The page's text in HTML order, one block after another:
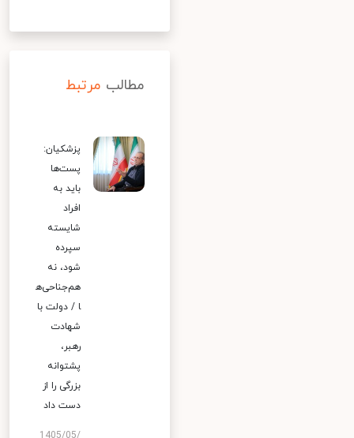
مطالب مرتبط
پزشکیان:
پست‌ها
باید به
افراد
شایسته
سپرده
شود، نه
هم‌جناحی‌ه
ا / دولت با
شهادت
رهبر،
پشتوانه
بزرگی را از
دست داد